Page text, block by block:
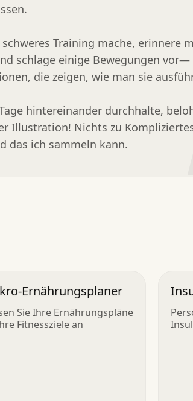
Training mache, erinnere
schlage einige Bewegungen vor—
die zeigen, wie man sie
hintereinander durchhalte,
Illustration! Nichts zu
das ich sammeln kann.
Ernährungsplaner
Sie Ihre Ernährungspläne
Fitnessziele an